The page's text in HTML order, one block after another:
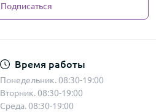
Подписаться
Время работы
Понедельник. 08:30-19:00
Вторник. 08:30-19:00
Среда. 08:30-19:00